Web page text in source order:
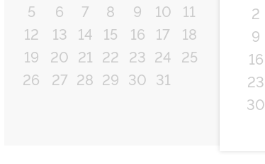
5
6 7 8 9 10
11
12
13 14 15 16 17
18
19
20 21 22 23 24 25
26
27 28 29 30 31
2
9
16
23
30